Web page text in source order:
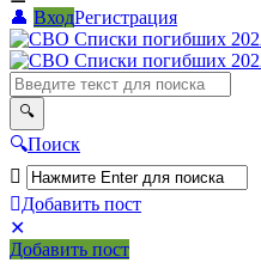
ВходРегистрация
СВО
Списки
погибших
2022-
2026,
Новости
СВО
Поиск
Добавить пост
Мобильное
меню
Добавить пост